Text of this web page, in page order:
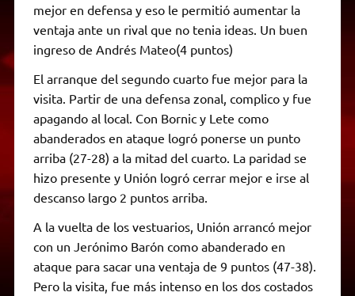
mejor en defensa y eso le permitió aumentar la
ventaja ante un rival que no tenia ideas. Un buen
ingreso de Andrés Mateo(4 puntos)
El arranque del segundo cuarto fue mejor para la
visita. Partir de una defensa zonal, complico y fue
apagando al local. Con Bornic y Lete como
abanderados en ataque logró ponerse un punto
arriba (27-28) a la mitad del cuarto. La paridad se
hizo presente y Unión logró cerrar mejor e irse al
descanso largo 2 puntos arriba.
A la vuelta de los vestuarios, Unión arrancó mejor
con un Jerónimo Barón como abanderado en
ataque para sacar una ventaja de 9 puntos (47-38).
Pero la visita, fue más intenso en los dos costados